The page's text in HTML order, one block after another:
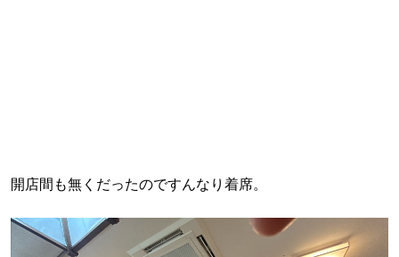
開店間も無くだったのですんなり着席。